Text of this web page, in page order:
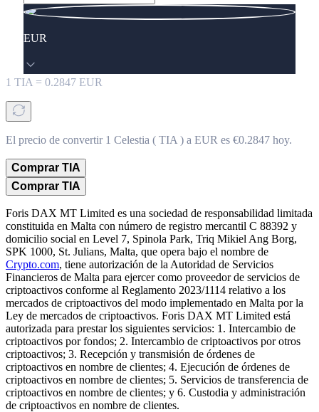
EUR
1 TIA = 0.2847 EUR
El precio de convertir 1 Celestia ( TIA ) a EUR es €0.2847 hoy.
Comprar TIA
Comprar TIA
Foris DAX MT Limited es una sociedad de responsabilidad limitada
constituida en Malta con número de registro mercantil C 88392 y
domicilio social en Level 7, Spinola Park, Triq Mikiel Ang Borg,
SPK 1000, St. Julians, Malta, que opera bajo el nombre de
Crypto.com, tiene autorización de la Autoridad de Servicios
Financieros de Malta para ejercer como proveedor de servicios de
criptoactivos conforme al Reglamento 2023/1114 relativo a los
mercados de criptoactivos del modo implementado en Malta por la
Ley de mercados de criptoactivos. Foris DAX MT Limited está
autorizada para prestar los siguientes servicios: 1. Intercambio de
criptoactivos por fondos; 2. Intercambio de criptoactivos por otros
criptoactivos; 3. Recepción y transmisión de órdenes de
criptoactivos en nombre de clientes; 4. Ejecución de órdenes de
criptoactivos en nombre de clientes; 5. Servicios de transferencia de
criptoactivos en nombre de clientes; y 6. Custodia y administración
de criptoactivos en nombre de clientes.